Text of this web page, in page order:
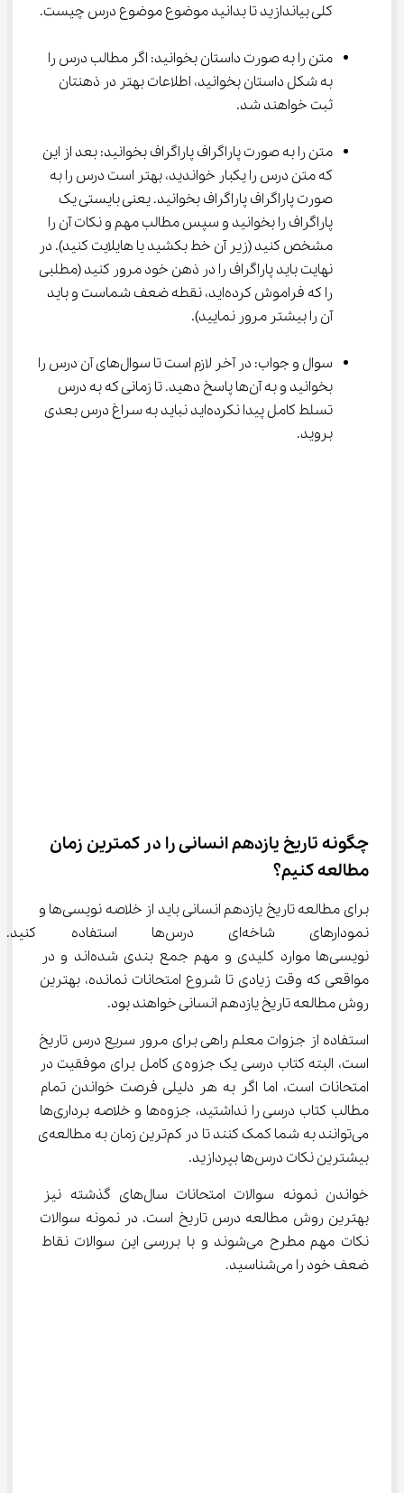
کلی بیاندازید تا بدانید موضوع موضوع درس چیست.
متن را به صورت داستان بخوانید: اگر مطالب درس را
به شکل داستان بخوانید، اطلاعات بهتر در ذهنتان
ثبت خواهند شد.
متن را به صورت پاراگراف پاراگراف بخوانید: بعد از این
که متن درس را یکبار خواندید، بهتر است درس را به
صورت پاراگراف پاراگراف بخوانید. یعنی بایستی یک
پاراگراف را بخوانید و سپس مطالب مهم و نکات آن را
مشخص کنید (زیر آن خط بکشید یا هایلایت کنید). در
نهایت باید پاراگراف را در ذهن خود مرور کنید (مطلبی
را که فراموش کرده‌اید، نقطه ضعف شماست و باید
آن را بیشتر مرور نمایید).
سوال و جواب: در آخر لازم است تا سوال‌های آن درس را
بخوانید و به آن‌ها پاسخ دهید. تا زمانی که به درس
تسلط کامل پیدا نکرده‌اید نباید به سراغ درس بعدی
بروید.
چگونه تاریخ یازدهم انسانی را در کمترین زمان
مطالعه کنیم؟
برای مطالعه تاریخ یازدهم انسانی باید از خلاصه نویسی‌ها و
نمودارهای شاخه‌ای درس‌ها
نویسی‌ها موارد کلیدی و مهم جمع بندی شده‌اند و در
مواقعی که وقت زیادی تا شروع امتحانات نمانده، بهترین
روش مطالعه تاریخ یازدهم انسانی خواهند بود.
استفاده از جزوات معلم راهی برای مرور سریع درس تاریخ
است، البته کتاب درسی یک جزوه‌ی کامل برای موفقیت در
امتحانات است، اما اگر به هر دلیلی فرصت خواندن تمام
مطالب کتاب درسی را نداشتید، جزوه‌ها و خلاصه برداری‌ها
می‌توانند به شما کمک کنند تا در کم‌ترین زمان به مطالعه‌ی
بیشترین نکات درس‌ها بپردازید.
خواندن نمونه سوالات امتحانات سال‌های گذشته نیز
بهترین روش مطالعه درس تاریخ است. در نمونه سوالات
نکات مهم مطرح می‌شوند و با بررسی این سوالات نقاط
ضعف خود را می‌شناسید.